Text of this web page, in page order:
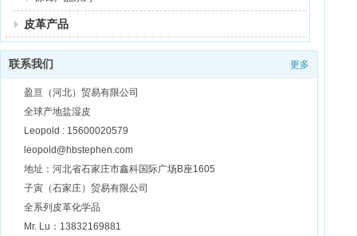
皮革产品
联系我们 更多
盈亘（河北）贸易有限公司
全球产地盐湿皮
Leopold : 15600020579
leopold@hbstephen.com
地址：河北省石家庄市鑫科国际广场B座1605
子寅（石家庄）贸易有限公司
全系列皮革化学品
Mr. Lu：13832169881